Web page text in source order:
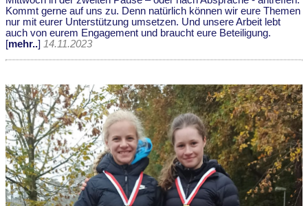
Kommt gerne auf uns zu. Denn natürlich können wir eure Themen
nur mit eurer Unterstützung umsetzen. Und unsere Arbeit lebt
auch von eurem Engagement und braucht eure Beteiligung.
[mehr..] 14.11.2023